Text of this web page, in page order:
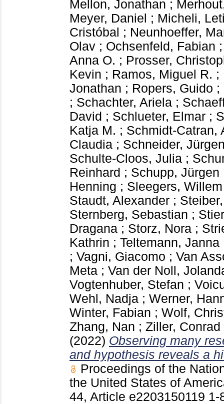
Mellon, Jonathan ;
Meyer, Daniel ; Micheli,
Cristóbal ; Neunhoeffer,
Olav ; Ochsenfeld, Fabian
Anna O. ; Prosser,
Kevin ; Ramos, Miguel R. ;
Jonathan ; Ropers, Guido ;
; Schachter, Ariela ;
David ; Schlueter, Elmar ;
Katja M. ; Schmidt-Catran,
Claudia ; Schneider,
Schulte-Cloos, Julia ;
Reinhard ; Schupp, Jürgen
Henning ; Sleegers,
Staudt, Alexander ;
Sternberg, Sebastian ;
Dragana ; Storz, Nora ;
Kathrin ; Teltemann, Janna
; Vagni, Giacomo ; Van
Meta ; Van der Noll,
Vogtenhuber, Stefan ;
Wehl, Nadja ; Werner,
Winter, Fabian ; Wolf,
Zhang, Nan ; Ziller, Conrad
(2022) Observing many
and hypothesis reveals a
Proceedings of the
the United States of
44, Article e2203150119